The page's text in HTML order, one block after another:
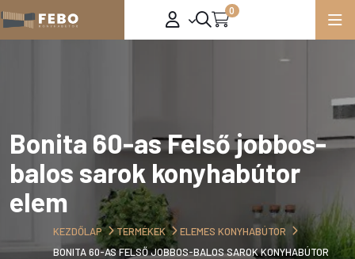
0
Bonita 60-as Felső jobbos-
balos sarok konyhabútor
elem
KEZDŐLAP TERMÉKEK
ELEMES KONYHABÚTOR
BONITA 60-AS FELSŐ JOBBOS-BALOS SAROK KONYHABÚTOR